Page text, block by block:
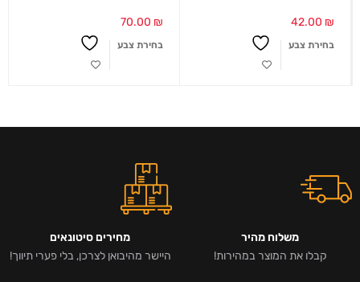
42.00 ₪
בחירת צבע
70.00 ₪
בחירת צבע
משלוח מהיר
קבלו את המוצר במהירות!
מחירים סיטונאים
היישר מהיבואן לצרכן, בלי פערי תיווך!